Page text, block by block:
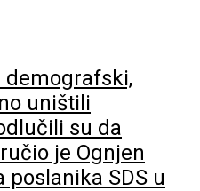
demografski,
uništili
su da
je Ognjen
poslanika SDS u